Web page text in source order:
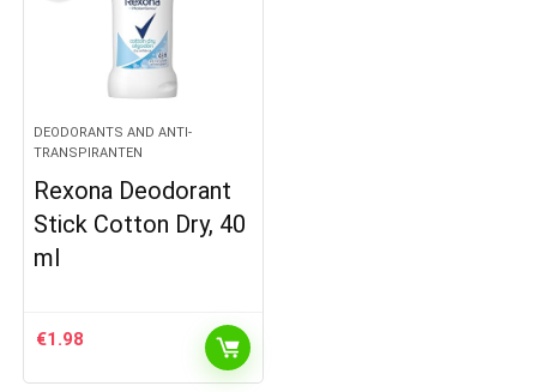
DEODORANTS AND ANTI-
TRANSPIRANTEN
Rexona Deodorant
Stick Cotton Dry, 40
ml
€1.98